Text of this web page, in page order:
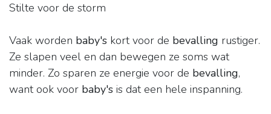
Stilte voor de storm
Vaak worden baby's kort voor de bevalling rustiger.
Ze slapen veel en dan bewegen ze soms wat
minder. Zo sparen ze energie voor de bevalling,
want ook voor baby's is dat een hele inspanning.